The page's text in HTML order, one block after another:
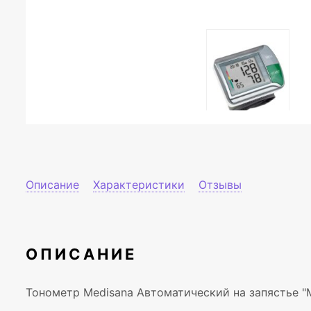
Описание Характеристики Отзывы
ОПИСАНИЕ
Тонометр Medisana Автоматический на запястье